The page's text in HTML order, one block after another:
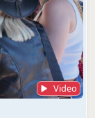
Video